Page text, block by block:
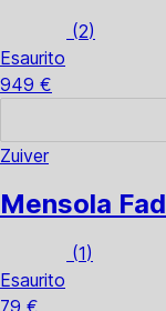
(2)
Esaurito
949 €
Zuiver
Mensola Fad
(1)
Esaurito
79 €